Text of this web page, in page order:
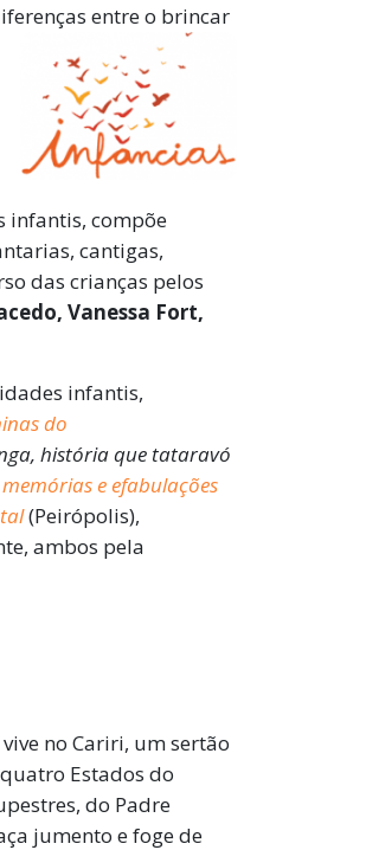
entre o brincar
infantis, compõe
cantigas,
das crianças pelos
Vanessa Fort,
infantis,
do
história que tataravó
e efabulações
(Peirópolis),
ambos pela
no Cariri, um sertão
Estados do
do Padre
jumento e foge de